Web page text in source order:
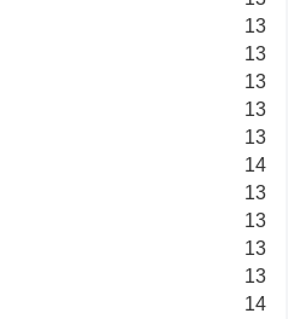
13
13
13
13
13
14
13
13
13
13
14